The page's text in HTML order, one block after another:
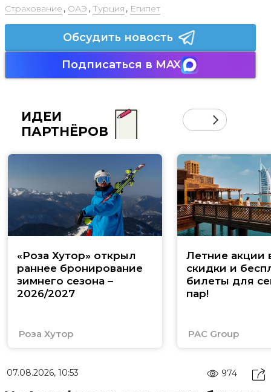
Страхование , ОАЭ , Турция , Египет
Обсудить новость
Подписаться в MAX
ИДЕИ
ПАРТНЁРОВ
«Роза Хутор» открыл
раннее бронирование
зимнего сезона –
2026/2027
Роза Хутор
Летние акции
скидки и
билеты для
пар!
PAC Group
07.08.2026, 10:53 974